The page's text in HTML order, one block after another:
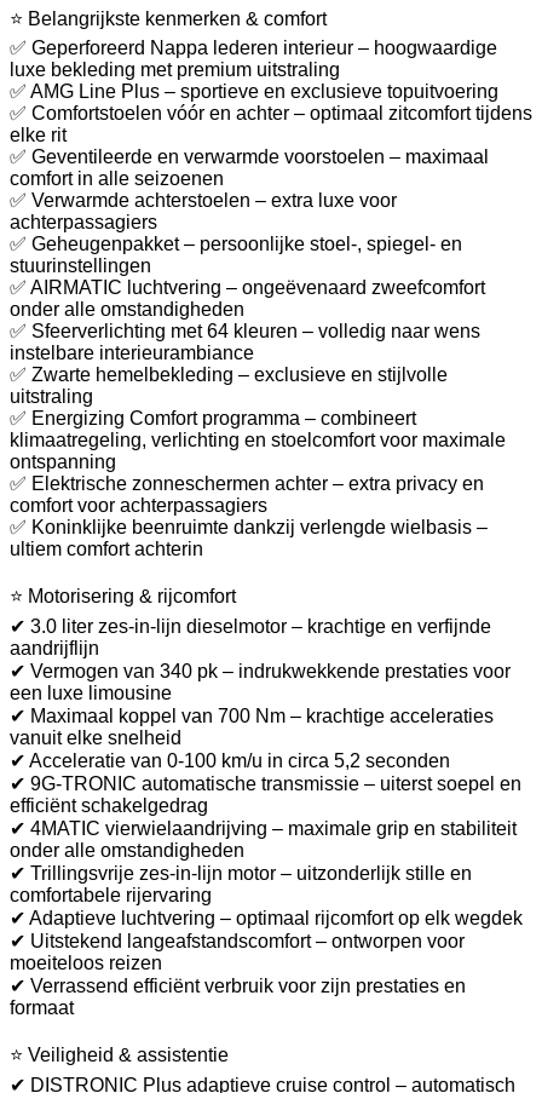
⭐ Belangrijkste kenmerken & comfort
✅ Geperforeerd Nappa lederen interieur – hoogwaardige
luxe bekleding met premium uitstraling
✅ AMG Line Plus – sportieve en exclusieve topuitvoering
✅ Comfortstoelen vóór en achter – optimaal zitcomfort tijdens
elke rit
✅ Geventileerde en verwarmde voorstoelen – maximaal
comfort in alle seizoenen
✅ Verwarmde achterstoelen – extra luxe voor
achterpassagiers
✅ Geheugenpakket – persoonlijke stoel-, spiegel- en
stuurinstellingen
✅ AIRMATIC luchtvering – ongeëvenaard zweefcomfort
onder alle omstandigheden
✅ Sfeerverlichting met 64 kleuren – volledig naar wens
instelbare interieurambiance
✅ Zwarte hemelbekleding – exclusieve en stijlvolle
uitstraling
✅ Energizing Comfort programma – combineert
klimaatregeling, verlichting en stoelcomfort voor maximale
ontspanning
✅ Elektrische zonneschermen achter – extra privacy en
comfort voor achterpassagiers
✅ Koninklijke beenruimte dankzij verlengde wielbasis –
ultiem comfort achterin
⭐ Motorisering & rijcomfort
✔ 3.0 liter zes-in-lijn dieselmotor – krachtige en verfijnde
aandrijflijn
✔ Vermogen van 340 pk – indrukwekkende prestaties voor
een luxe limousine
✔ Maximaal koppel van 700 Nm – krachtige acceleraties
vanuit elke snelheid
✔ Acceleratie van 0-100 km/u in circa 5,2 seconden
✔ 9G-TRONIC automatische transmissie – uiterst soepel en
efficiënt schakelgedrag
✔ 4MATIC vierwielaandrijving – maximale grip en stabiliteit
onder alle omstandigheden
✔ Trillingsvrije zes-in-lijn motor – uitzonderlijk stille en
comfortabele rijervaring
✔ Adaptieve luchtvering – optimaal rijcomfort op elk wegdek
✔ Uitstekend langeafstandscomfort – ontworpen voor
moeiteloos reizen
✔ Verrassend efficiënt verbruik voor zijn prestaties en
formaat
⭐ Veiligheid & assistentie
✔ DISTRONIC Plus adaptieve cruise control – automatisch